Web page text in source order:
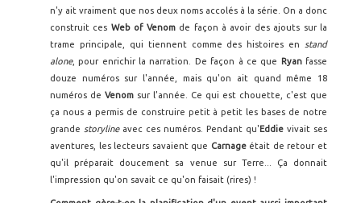
n'y ait vraiment que nos deux noms accolés à la série. On a donc
construit ces Web of Venomde façon à avoir des ajouts sur la
trame principale, qui tiennent comme des histoires en stand
alone, pour enrichir la narration. De façon à ce que Ryan fasse
douze numéros sur l'année, mais qu'on ait quand même 18
numéros de Venom sur l'année. Ce qui est chouette, c'est que
ça nous a permis de construire petit à petit les bases de notre
grande storylineavec ces numéros. Pendant qu' Eddie vivait ses
aventures, les lecteurs savaient que Carnage était de retour et
qu'il préparait doucement sa venue sur Terre... Ça donnait
l'impression qu'on savait ce qu'on faisait (rires) !